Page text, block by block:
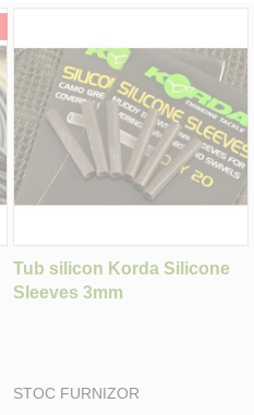
Tub silicon Korda Silicone
Sleeves 3mm
STOC FURNIZOR